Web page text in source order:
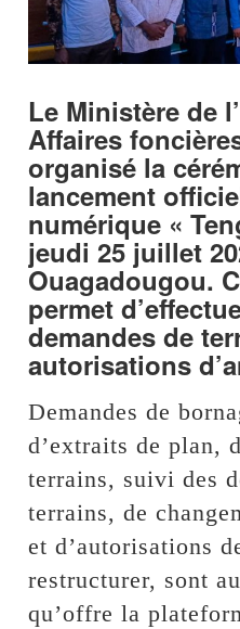
Le Ministère de
Affaires
organisé la
lancement
numérique «
jeudi 25 juillet
Ouagadougou.
permet
demandes de
autorisations
Demandes de
d’extraits de plan,
terrains, suivi des
terrains, de
et d’autorisations
restructurer, sont
qu’offre la